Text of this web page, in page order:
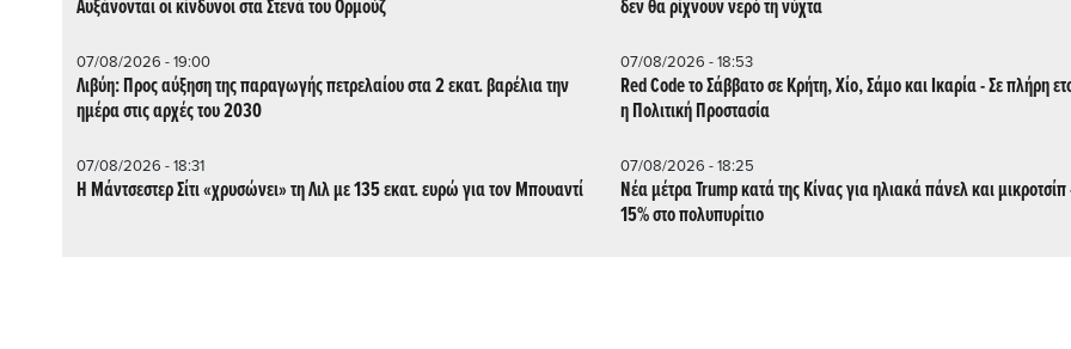
Aυξάνονται οι κίνδυνοι στα Στενά του Ορμούζ
δεν θα ρίχνουν νερό τη νύχτα
07/08/2026 - 19:00
Λιβύη: Προς αύξηση της παραγωγής πετρελαίου στα 2 εκατ. βαρέλια την
ημέρα στις αρχές του 2030
07/08/2026 - 18:53
Red Code το Σάββατο σε Κρήτη, Χίο, Σάμο και Ικαρία - Σε πλήρη
η Πολιτική Προστασία
07/08/2026 - 18:31
Η Μάντσεστερ Σίτι «χρυσώνει» τη Λιλ με 135 εκατ. ευρώ για τον Μπουαντί
07/08/2026 - 18:25
Νέα μέτρα Trump κατά της Κίνας για ηλιακά πάνελ και
15% στο πολυπυρίτιο